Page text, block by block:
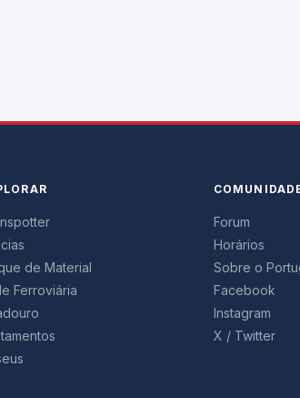
de Material
Ferroviária
Forum
Horários
Sobre o
Facebook
Instagram
X / Twitter